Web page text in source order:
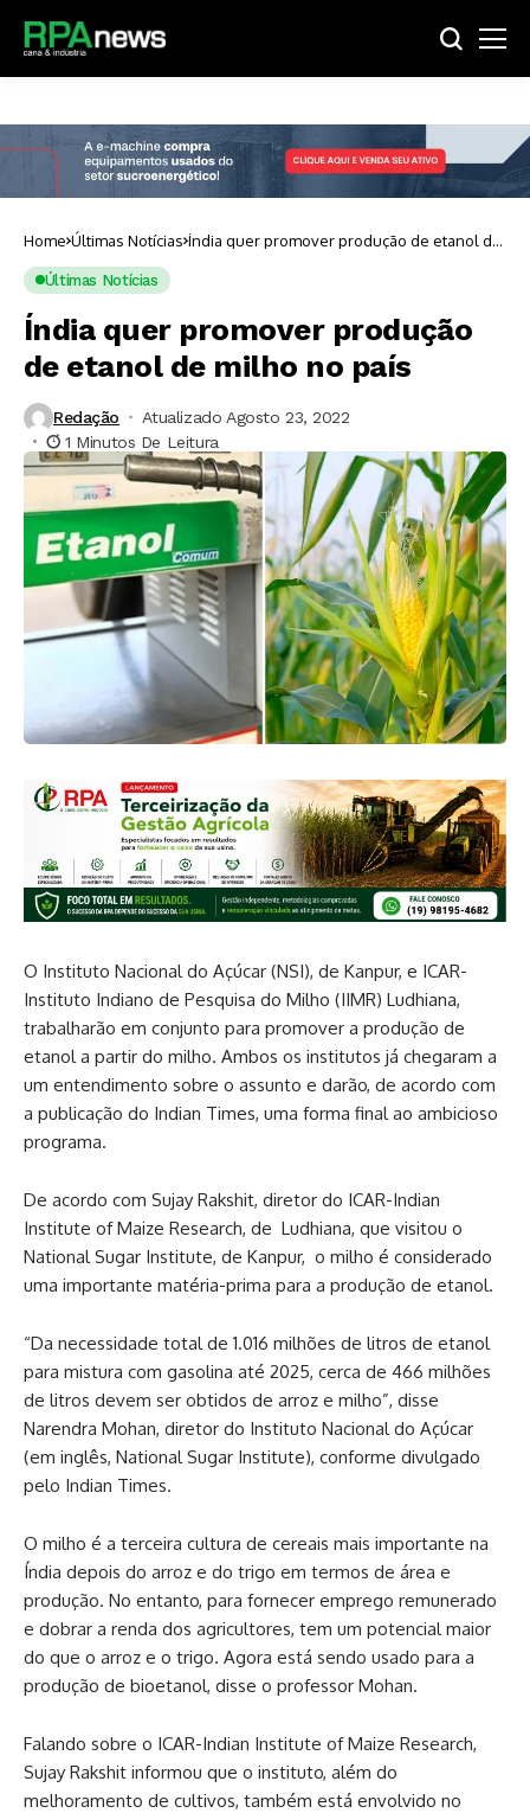
Home Últimas Notícias Índia quer promover produção de etanol de
milho no país
Últimas Notícias
Índia quer promover produção
de etanol de milho no país
Redação
Atualizado Agosto 23, 2022
1 Minutos De Leitura
O Instituto Nacional do Açúcar (NSI), de Kanpur, e ICAR-
Instituto Indiano de Pesquisa do Milho (IIMR) Ludhiana,
trabalharão em conjunto para promover a produção de
etanol a partir do milho. Ambos os institutos já chegaram a
um entendimento sobre o assunto e darão, de acordo com
a publicação do Indian Times, uma forma final ao ambicioso
programa.
De acordo com Sujay Rakshit, diretor do ICAR-Indian
Institute of Maize Research, de Ludhiana, que visitou o
National Sugar Institute, de Kanpur, o milho é considerado
uma importante matéria-prima para a produção de etanol.
“Da necessidade total de 1.016 milhões de litros de etanol
para mistura com gasolina até 2025, cerca de 466 milhões
de litros devem ser obtidos de arroz e milho”, disse
Narendra Mohan, diretor do Instituto Nacional do Açúcar
(em inglês, National Sugar Institute), conforme divulgado
pelo Indian Times.
O milho é a terceira cultura de cereais mais importante na
Índia depois do arroz e do trigo em termos de área e
produção. No entanto, para fornecer emprego remunerado
e dobrar a renda dos agricultores, tem um potencial maior
do que o arroz e o trigo. Agora está sendo usado para a
produção de bioetanol, disse o professor Mohan.
Falando sobre o ICAR-Indian Institute of Maize Research,
Sujay Rakshit informou que o instituto, além do
melhoramento de cultivos, também está envolvido no